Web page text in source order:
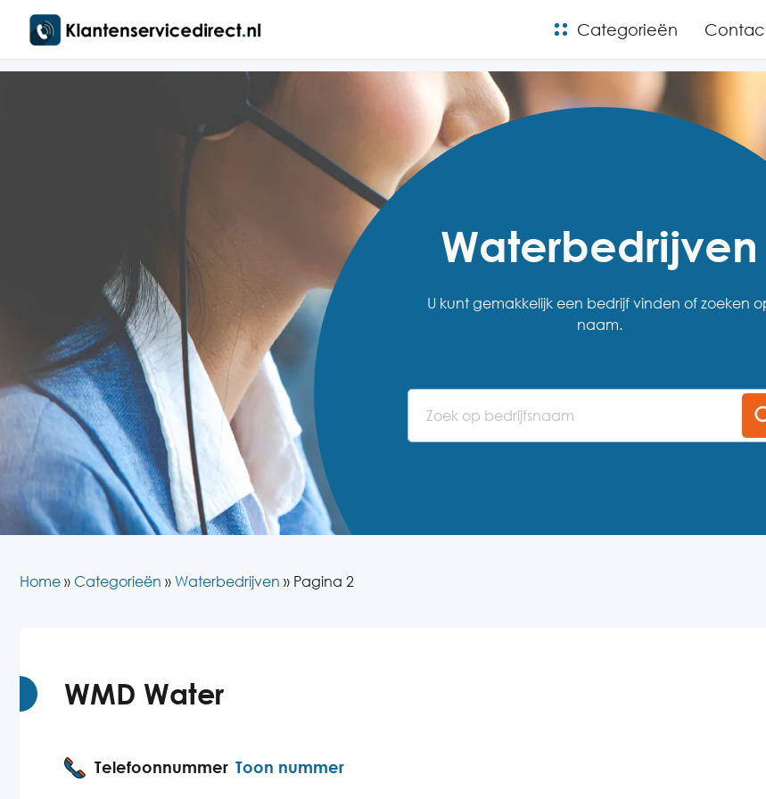
Categorieën
Waterbedrijven
U kunt gemakkelijk een bedrijf vinden of zoeken
naam.
Home » Categorieën » Waterbedrijven » Pagina 2
WMD Water
Telefoonnummer Toon nummer